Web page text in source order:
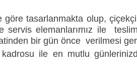
tasarlanmakta olup,
servis elemanlarımız ile
bir gün önce verilmesi
ile en mutlu